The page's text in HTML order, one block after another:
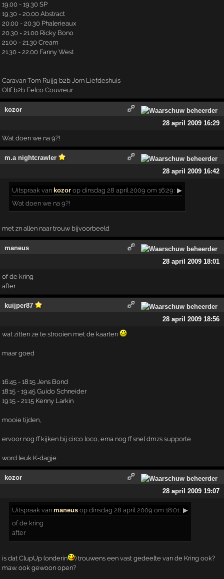
19.00 - 19.30 SP
19.30 - 20.00 Abstract
20.00 - 20.30 Phalerieaux
20.30 - 21.00 Ricky Bono
21.00 - 21.30 Cream
21.30 - 22.00 Fanny West
Caravan Tom Ruijg b2b Jorn Liefdeshuis
Olff b2b Eelco Couvreur
kozor
28 april 2009 16:29
Wat doen we na 9?!
m.a nightcrawler
28 april 2009 16:42
Uitspraak vankozor op dinsdag 28 april 2009 om 16:29: ▶
Wat doen we na 9?!
met zn allen naar trouw bijvoorbeeld
maneus
28 april 2009 18:01
of de kring
after
kuijper87
28 april 2009 18:56
wat zitten ze te strooien met de kaarten
maar goed
16:45 - 18:15 Jens Bond
18:15 - 19:45 Guido Schneider
19:15 - 21:15 Kenny Larkin
mooie tijden,
ervoor nog ff kijken bij circo loco, erna nog ff snel dmzs supporte
word leuk K-dagje
kozor
28 april 2009 19:07
Uitspraak vanmaneus op dinsdag 28 april 2009 om 18:01: ▶
of de kring
after
is dat ClupUp (onderin
) trouwens een vast gedeelte van de Kring ook?
maw. ook gewoon open?